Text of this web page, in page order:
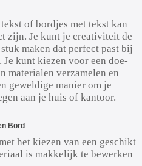
of bordjes met tekst kan
zijn. Je kunt je creativiteit de
maken dat perfect past bij
kunt kiezen voor een doe-
materialen verzamelen en
geweldige manier om je
aan je huis of kantoor.
Bord
het kiezen van een geschikt
is makkelijk te bewerken